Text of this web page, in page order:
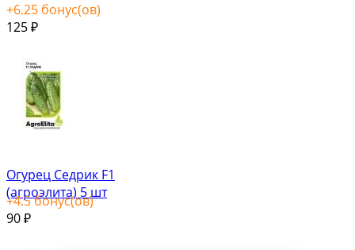
+6.25 бонус(ов)
125 ₽
Огурец Седрик F1
(агроэлита) 5 шт
+4.5бонус(ов)
90 ₽